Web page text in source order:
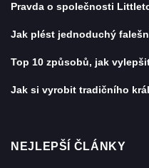
Pravda o společnosti
Jak plést jednoduchý
Top 10 způsobů, jak
Jak si vyrobit tradičního
NEJLEPŠÍ ČLÁNKY